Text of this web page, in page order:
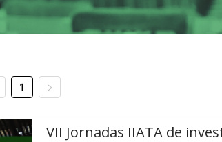
1
VII Jornadas IIATA de